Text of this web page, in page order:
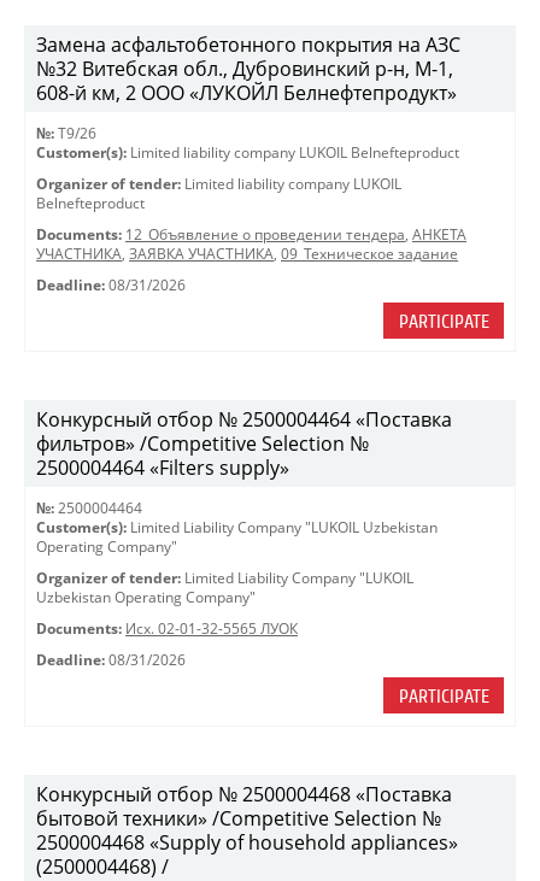
Замена асфальтобетонного покрытия на АЗС
№32 Витебская обл., Дубровинский р-н, М-1,
608-й км, 2 ООО «ЛУКОЙЛ Белнефтепродукт»
№: T9/26
Customer(s): Limited liability company LUKOIL Belnefteproduct
Organizer of tender: Limited liability company LUKOIL
Belnefteproduct
Documents: 12_Объявление о проведении тендера, АНКЕТА
УЧАСТНИКА, ЗАЯВКА УЧАСТНИКА, 09_Техническое задание
Deadline: 08/31/2026
PARTICIPATE
Конкурсный отбор № 2500004464 «Поставка
фильтров» /Competitive Selection №
2500004464 «Filters supply»
№: 2500004464
Customer(s): Limited Liability Company "LUKOIL Uzbekistan
Operating Company"
Organizer of tender: Limited Liability Company "LUKOIL
Uzbekistan Operating Company"
Documents: Исх. 02-01-32-5565 ЛУОК
Deadline: 08/31/2026
PARTICIPATE
Конкурсный отбор № 2500004468 «Поставка
бытовой техники» /Competitive Selection №
2500004468 «Supply of household appliances»
(2500004468) /